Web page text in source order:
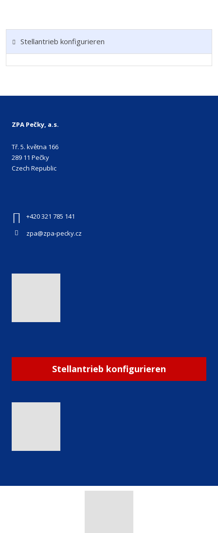
Stellantrieb konfigurieren
ZPA Pečky, a.s.
Tř. 5. května 166
289 11 Pečky
Czech Republic
+420 321 785 141
zpa@zpa-pecky.cz
Stellantrieb konfigurieren